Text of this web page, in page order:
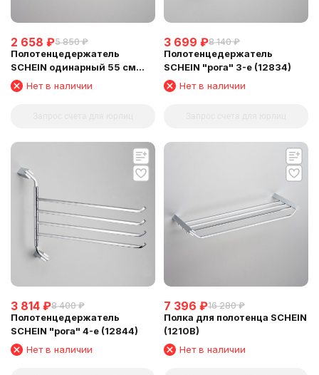
2 658 ₽5 850 ₽
Полотенцедержатель
SCHEIN одинарный 55 см
(12812)Нет в наличии
3 699 ₽8 140 ₽
Полотенцедержатель
SCHEIN "рога" 3-е (12834)
Нет в наличии
3 814 ₽8 400 ₽
Полотенцедержатель
SCHEIN "рога" 4-е (12844)
Нет в наличии
7 396 ₽16 280 ₽
Полка для полотенца SCHEIN
(1210B)
Нет в наличии